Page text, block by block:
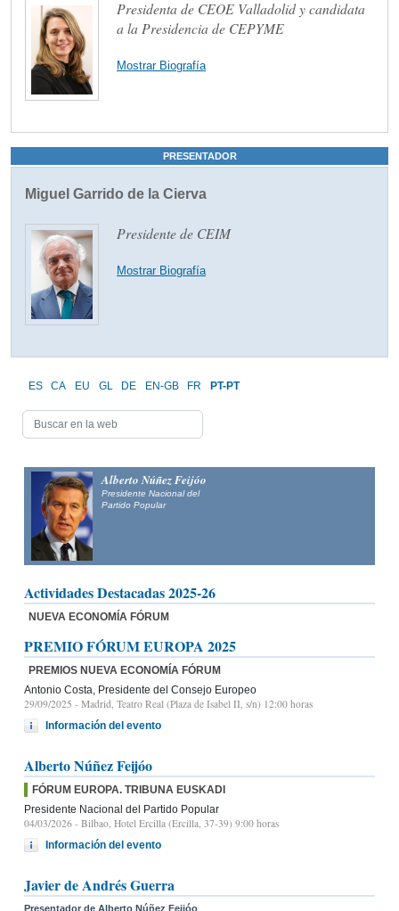
Presidenta de CEOE Valladolid y candidata
a la Presidencia de CEPYME
Mostrar Biografía
PRESENTADOR
Miguel Garrido de la Cierva
Presidente de CEIM
Mostrar Biografía
ES CA EU GL DE EN-GB FR PT-PT
Alberto Núñez Feijóo
Presidente Nacional del
Partido Popular
Actividades Destacadas 2025-26
NUEVA ECONOMÍA FÓRUM
PREMIO FÓRUM EUROPA 2025
PREMIOS NUEVA ECONOMÍA FÓRUM
Antonio Costa, Presidente del Consejo Europeo
29/09/2025 - Madrid, Teatro Real (Plaza de Isabel II, s/n) 12:00 horas
Información del evento
Alberto Núñez Feijóo
FÓRUM EUROPA. TRIBUNA EUSKADI
Presidente Nacional del Partido Popular
04/03/2026 - Bilbao, Hotel Ercilla (Ercilla, 37-39) 9:00 horas
Información del evento
Javier de Andrés Guerra
Presentador de Alberto Núñez Feijóo